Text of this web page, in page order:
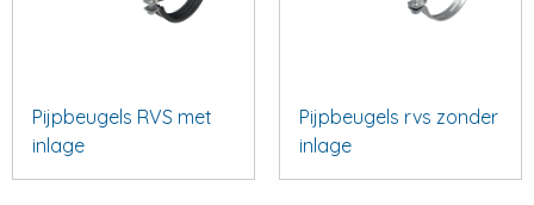
Pijpbeugels RVS met
inlage
Pijpbeugels rvs zonder
inlage